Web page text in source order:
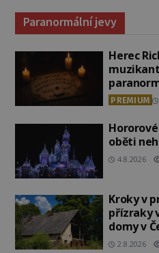
Paranormální jevy
Herec
PREMIUM
oběti
4.8.2026
Kroky v
přízraky
domy v
2.8.2026